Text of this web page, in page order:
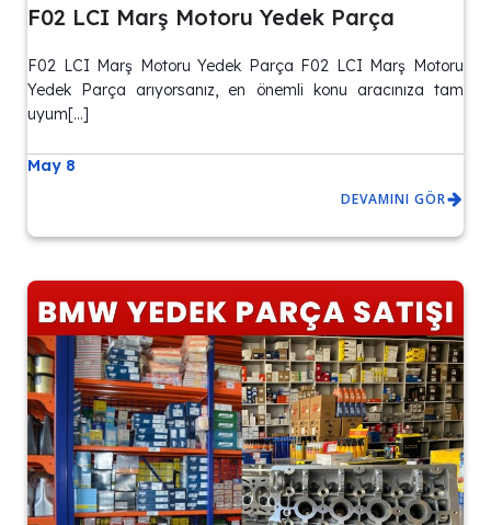
F02 LCI Marş Motoru Yedek Parça
F02 LCI Marş Motoru Yedek Parça F02 LCI Marş Motoru
Yedek Parça arıyorsanız, en önemli konu aracınıza tam
uyum[…]
May 8
DEVAMINI GÖR